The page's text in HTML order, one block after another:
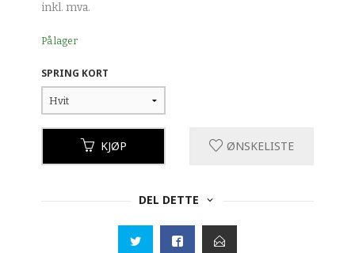
inkl. mva.
På lager
SPRING KORT
KJØP ØNSKELISTE
DEL DETTE